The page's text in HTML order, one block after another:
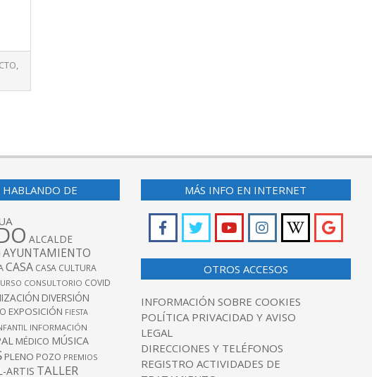
,
HABLANDO DE
ALCALDE
AYUNTAMIENTO
CASA CASA CULTURA
CONSULTORIO COVID
DIVERSIÓN
EXPOSICIÓN FIESTA
INFORMACIÓN
MÉDICO MÚSICA
PLENO POZO PREMIOS
ARTIS TALLER
MÁS INFO EN INTERNET
OTROS ACCESOS
INFORMACIÓN SOBRE COOKIES
POLÍTICA PRIVACIDAD Y AVISO
LEGAL
DIRECCIONES Y TELÉFONOS
REGISTRO ACTIVIDADES DE